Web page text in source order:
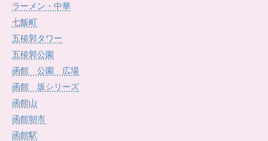
ラーメン・中華
七飯町
五稜郭タワー
五稜郭公園
函館 公園 広場
函館 坂シリーズ
函館山
函館朝市
函館駅